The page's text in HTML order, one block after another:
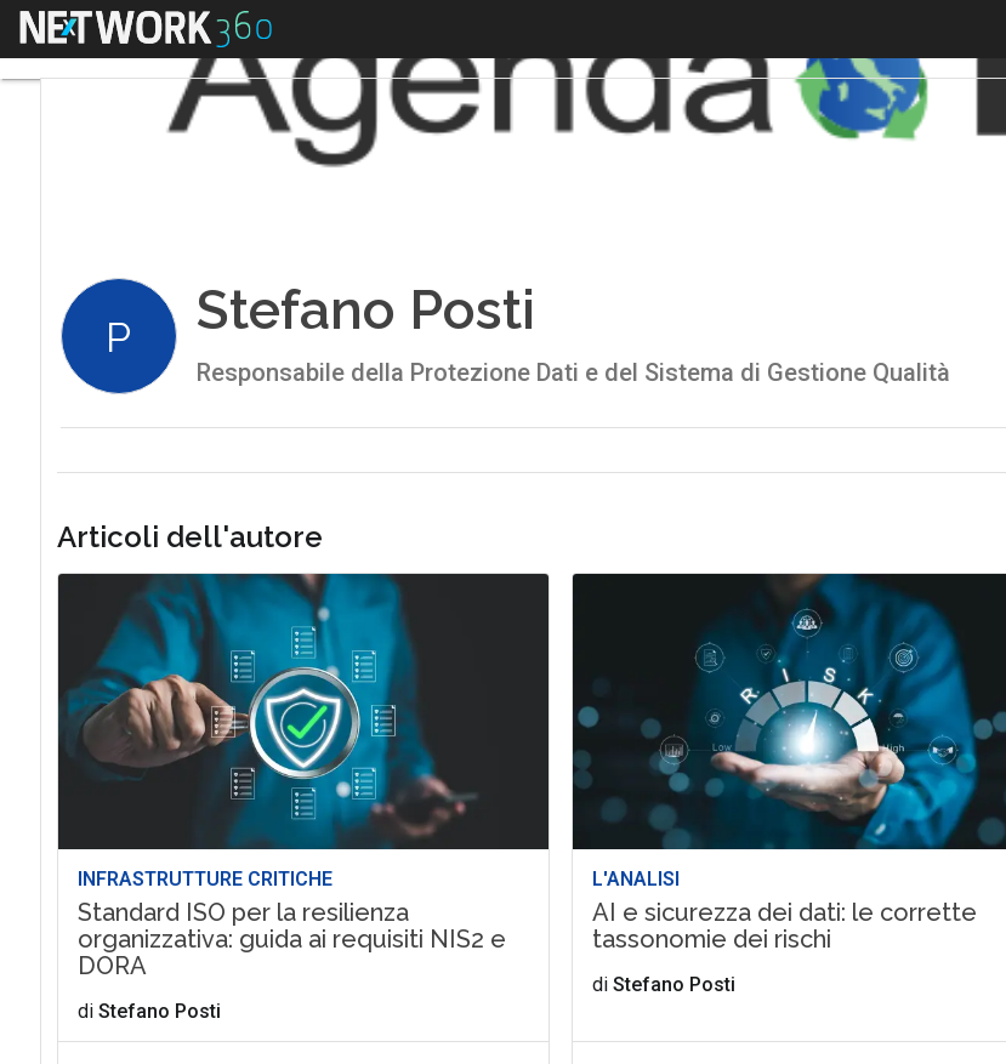
Menu
P Stefano Posti
Responsabile della Protezione Dati e del Sistema di Gestione Qualità
Articoli dell'autore
INFRASTRUTTURE CRITICHE
Standard ISO per la resilienza
organizzativa: guida ai requisiti NIS2 e
DORA
di Stefano Posti
L'ANALISI
AI e sicurezza dei dati: le corrette
tassonomie dei rischi
diStefano Posti